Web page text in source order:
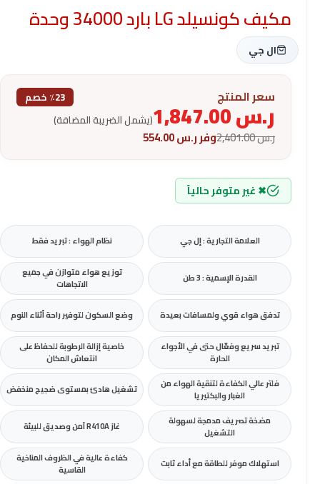
مكيف كونسيلد LG بارد 34000 وحدة
ال جي
سعر المنتج ٪23 خصم
ر.س (يشمل الضريبة المضافة)
ر.س2,401.00 وفرر.س
✖ غير متوفر حالياً
العلامة التجارية : إل جي نظام الهواء : تبريد فقط
القدرة الإسمية : 3 طن
توزيع هواء متوازن في جميع
الاتجاهات
تدفق هواء قوي ولمسافات بعيدة وضع السكون لتوفير راحة أثناء النوم
تبريد سريع وفعّال حتى في الأجواء
الحارة
خاصية إزالة الرطوبة للحفاظ على
انتعاش المكان
فلتر عالي الكفاءة لتنقية الهواء من
الغبار والبكتيريا
تشغيل هادئ بمستوى ضجيج منخفض
مضخة تصريف مدمجة لسهولة
التشغيل
غاز R410A آمن وصديق للبيئة
استهلاك موفر للطاقة مع أداء ثابت
كفاءة عالية في الظروف المناخية
القاسية